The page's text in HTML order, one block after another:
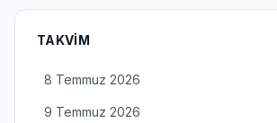
TAKVIM
8 Temmuz 2026
9 Temmuz 2026